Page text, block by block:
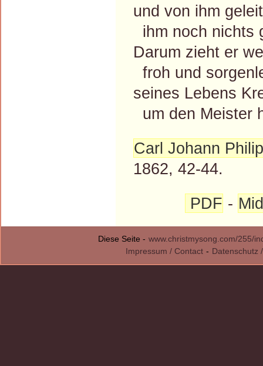
und von ihm
ihm noch nichts
Darum zieht er
froh und
seines Lebens
um den Meister
Carl Johann
1862, 42-44.
PDF -
Diese Seite - www.christmysong.com/255/
Impressum / Contact - Datenschutz